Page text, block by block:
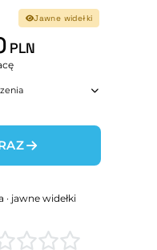
Jawne widełki
PLN
jawne widełki